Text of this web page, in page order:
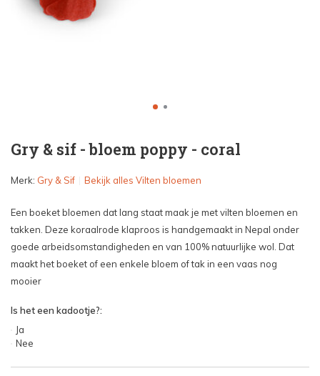
Gry & sif - bloem poppy - coral
Merk: Gry & Sif Bekijk alles Vilten bloemen
Een boeket bloemen dat lang staat maak je met vilten bloemen en
takken. Deze koraalrode klaproos is handgemaakt in Nepal onder
goede arbeidsomstandigheden en van 100% natuurlijke wol. Dat
maakt het boeket of een enkele bloem of tak in een vaas nog
mooier
Is het een kadootje?:
Ja
Nee